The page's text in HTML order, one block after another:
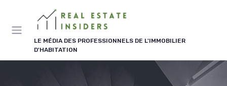
LE MÉDIA DES PROFESSIONNELS DE L'IMMOBILIER
D'HABITATION